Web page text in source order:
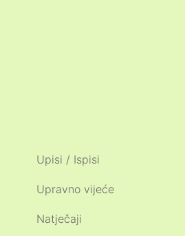
Upisi / Ispisi
Upravno vijeće
Natječaji